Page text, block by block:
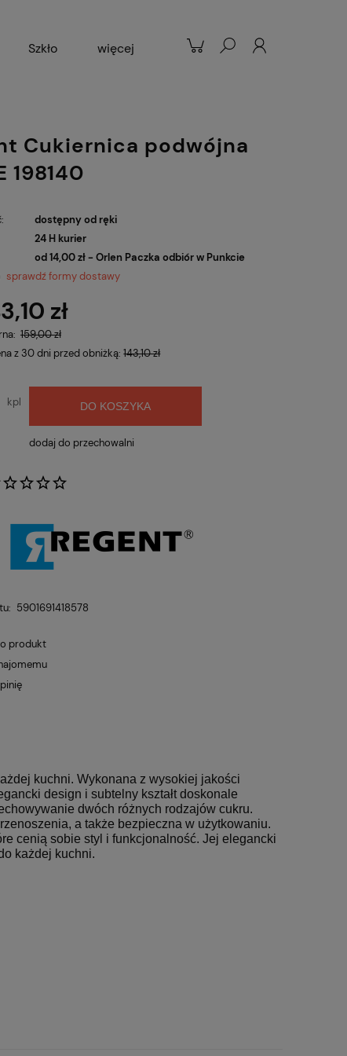
Szkło więcej
Cukiernica podwójna
198140
dostępny od ręki
24 H kurier
od 14,00 zł - Orlen Paczka odbiór w Punkcie
sprawdź formy dostawy
zł
159,00 zł
z 30 dni przed obniżką:143,10 zł
kpl DO KOSZYKA
dodaj do przechowalni
5901691418578
produkt
kuchni. Wykonana z wysokiej jakości
design i subtelny kształt doskonale
dwóch różnych rodzajów cukru.
a także bezpieczna w użytkowaniu.
cenią sobie styl i funkcjonalność. Jej elegancki
każdej kuchni.